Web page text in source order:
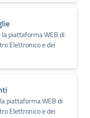
piattaforma WEB di
Elettronico e dei
piattaforma WEB di
Elettronico e dei